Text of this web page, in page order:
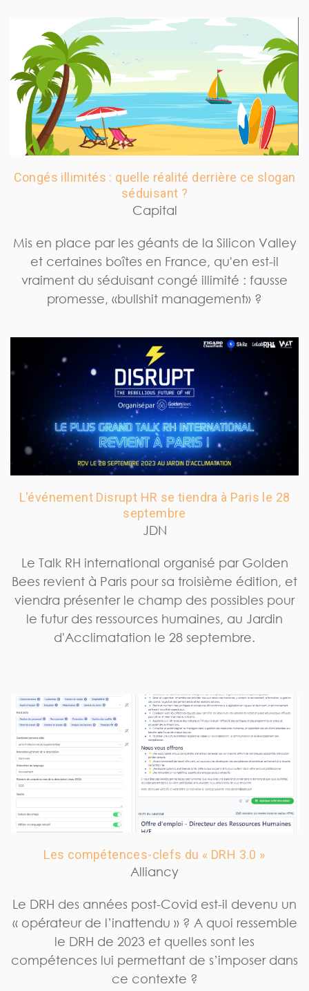
Congés illimités : quelle réalité derrière ce slogan
séduisant ?
Capital
Mis en place par les géants de la Silicon Valley
et certaines boîtes en France, qu'en est-il
vraiment du séduisant congé illimité : fausse
promesse, «bullshit management» ?
L'événement Disrupt HR se tiendra à Paris le 28
septembre
JDN
Le Talk RH international organisé par Golden
Bees revient à Paris pour sa troisième édition, et
viendra présenter le champ des possibles pour
le futur des ressources humaines, au Jardin
d'Acclimatation le 28 septembre.
Les compétences-clefs du « DRH 3.0 »
Alliancy
Le DRH des années post-Covid est-il devenu un
« opérateur de l’inattendu » ? A quoi ressemble
le DRH de 2023 et quelles sont les
compétences lui permettant de s’imposer dans
ce contexte ?